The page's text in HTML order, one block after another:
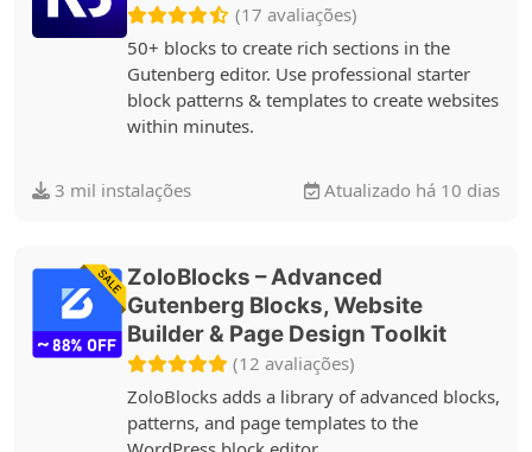
(17 avaliações)
50+ blocks to create rich sections in the
Gutenberg editor. Use professional starter
block patterns & templates to create websites
within minutes.
3 mil instalações Atualizado há 10 dias
ZoloBlocks – Advanced
Gutenberg Blocks, Website
Builder & Page Design Toolkit
(12 avaliações)
ZoloBlocks adds a library of advanced blocks,
patterns, and page templates to the